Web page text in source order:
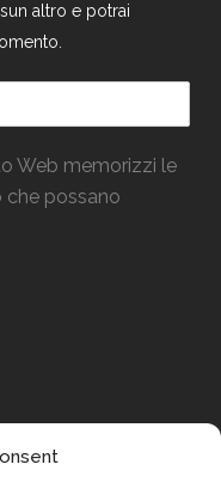
altro e potrai
Web memorizzi le
che possano